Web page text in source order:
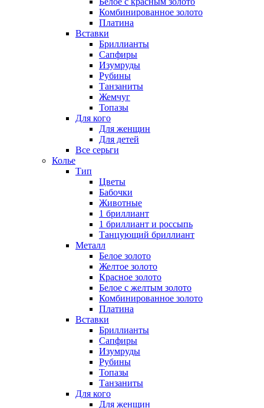
Комбинированное золото
Платина
Вставки
Бриллианты
Сапфиры
Изумруды
Рубины
Танзаниты
Жемчуг
Топазы
Для кого
Для женщин
Для детей
Все серьги
Колье
Тип
Цветы
Бабочки
Животные
1 бриллиант
1 бриллиант и россыпь
Танцующий бриллиант
Металл
Белое золото
Желтое золото
Красное золото
Белое с желтым золото
Комбинированное золото
Платина
Вставки
Бриллианты
Сапфиры
Изумруды
Рубины
Топазы
Танзаниты
Для кого
Для женщин